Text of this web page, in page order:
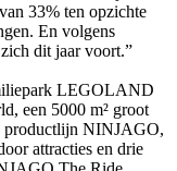
33% ten opzichte
En volgens
dit jaar voort.”
LEGOLAND
een 5000 m² groot
productlijn NINJAGO,
attracties en drie